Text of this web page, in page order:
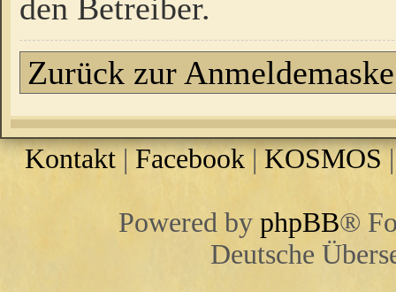
den Betreiber.
Zurück zur Anmeldemaske
Kontakt | Facebook| KOSMOS
Powered by phpBB®
Deutsche